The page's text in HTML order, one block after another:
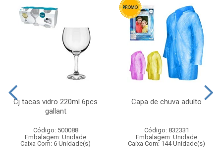
Cj tacas vidro 220ml 6pcs
gallant
Código: 500088
Embalagem: Unidade
Caixa Com: 6 Unidade(s)
Capa de chuva adulto
Código: 832331
Embalagem: Unidade
Caixa Com: 144 Unidade(s)